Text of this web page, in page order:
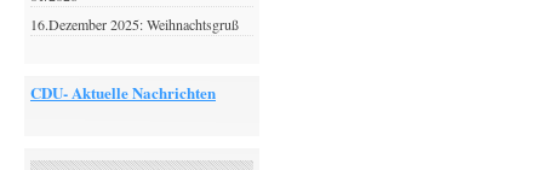
16.Dezember 2025: Weihnachtsgruß
CDU- Aktuelle Nachrichten